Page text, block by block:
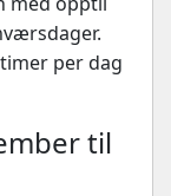
per dag
til